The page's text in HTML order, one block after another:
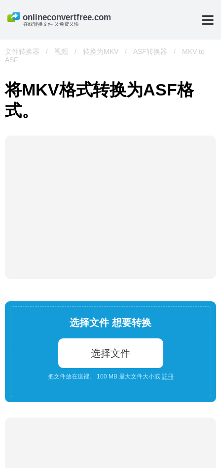
在线转换文件 又免费又快
文件转换器 / 视频 / 转换为MKV / ASF转换器 /
MKV to
ASF
将MKV格式转换为ASF格
式。
选择文件 想要转换
选择文件
把文件放在這裡。 100 MB 最大文件大小或 註冊